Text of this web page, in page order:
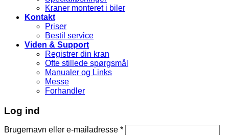
Kraner monteret i biler
Kontakt
Priser
Bestil service
Viden & Support
Registrer din kran
Ofte stillede spørgsmål
Manualer og Links
Messe
Forhandler
Log ind
Brugernavn eller e-mailadresse *